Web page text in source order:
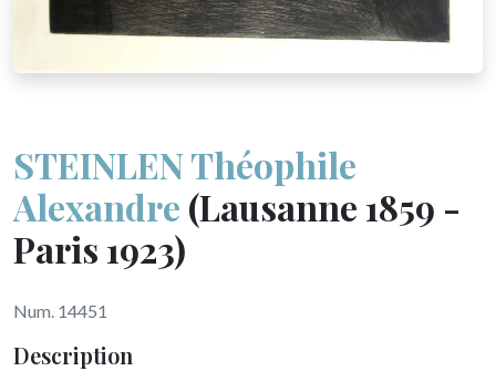
STEINLEN Théophile
Alexandre (Lausanne 1859 -
Paris 1923)
Num. 14451
Description